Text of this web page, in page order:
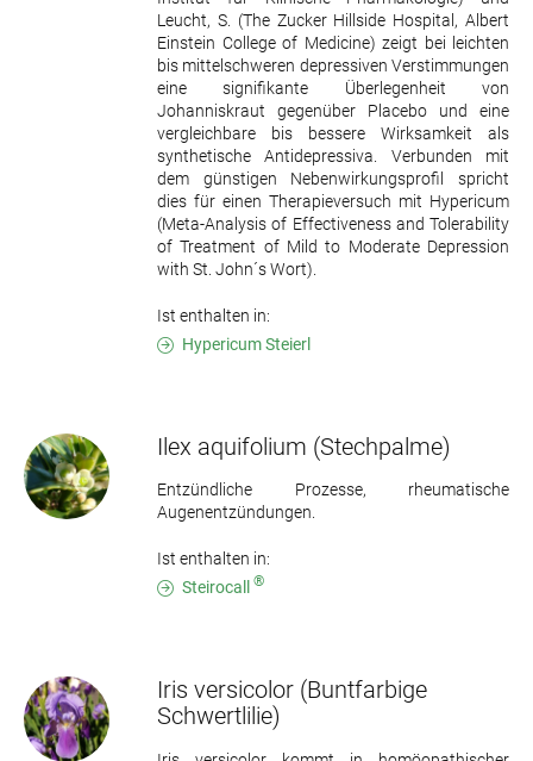
Leucht, S. (The Zucker Hillside Hospital, Albert
Einstein College of Medicine) zeigt bei leichten
bis mittelschweren depressiven Verstimmungen
eine signifikante Überlegenheit von
Johanniskraut gegenüber Placebo und eine
vergleichbare bis bessere Wirksamkeit als
synthetische Antidepressiva. Verbunden mit
dem günstigen Nebenwirkungsprofil spricht
dies für einen Therapieversuch mit Hypericum
(Meta-Analysis of Effectiveness and Tolerability
of Treatment of Mild to Moderate Depression
with St. John´s Wort).
Ist enthalten in:
Hypericum Steierl
Ilex aquifolium (Stechpalme)
Entzündliche Prozesse, rheumatische
Augenentzündungen.
Ist enthalten in:
Steirocall ®
Iris versicolor (Buntfarbige
Schwertlilie)